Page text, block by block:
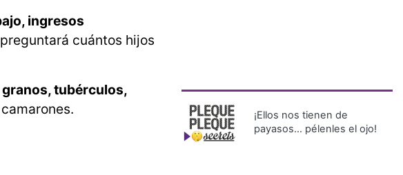
ingresos
cuántos hijos
tubérculos,
¡Ellos nos tienen de
payasos… pélenles el ojo!